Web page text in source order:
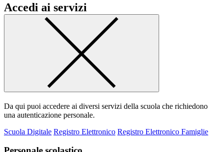
Accedi ai servizi
Da qui puoi accedere ai diversi servizi della scuola che richiedono
una autenticazione personale.
Scuola Digitale Registro Elettronico Registro Elettronico Famiglie